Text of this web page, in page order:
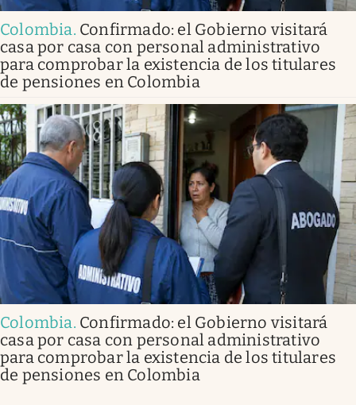
Colombia. Confirmado: el Gobierno visitará
casa por casa con personal administrativo
para comprobar la existencia de los titulares
de pensiones en Colombia
Colombia. Confirmado: el Gobierno visitará
casa por casa con personal administrativo
para comprobar la existencia de los titulares
de pensiones en Colombia